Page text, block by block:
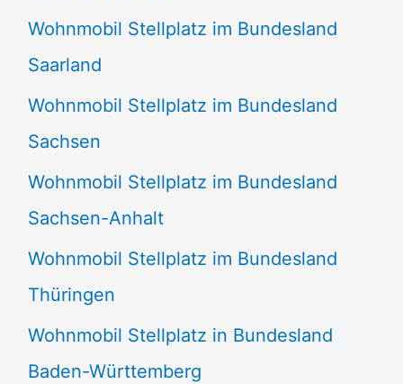
Wohnmobil Stellplatz im Bundesland
Saarland
Wohnmobil Stellplatz im Bundesland
Sachsen
Wohnmobil Stellplatz im Bundesland
Sachsen-Anhalt
Wohnmobil Stellplatz im Bundesland
Thüringen
Wohnmobil Stellplatz in Bundesland
Baden-Württemberg